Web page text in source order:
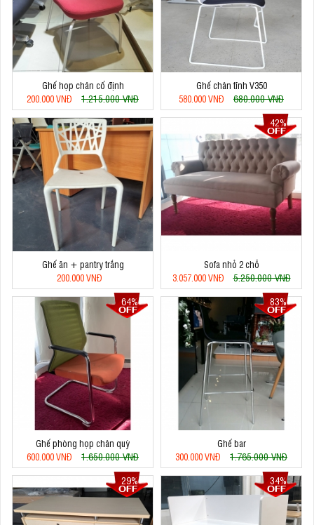
Ghế họp chân cố định
200.000 VNĐ
1.215.000 VNĐ
Ghế chân tĩnh V350
580.000 VNĐ
680.000 VNĐ
Ghế ăn + pantry trắng
200.000 VNĐ
42%
Sofa nhỏ 2 chỗ
3.057.000 VNĐ
5.250.000 VNĐ
64%
Ghế phòng họp chân quỳ
600.000 VNĐ
1.650.000 VNĐ
83%
Ghế bar
300.000 VNĐ
1.765.000 VNĐ
29%
34%